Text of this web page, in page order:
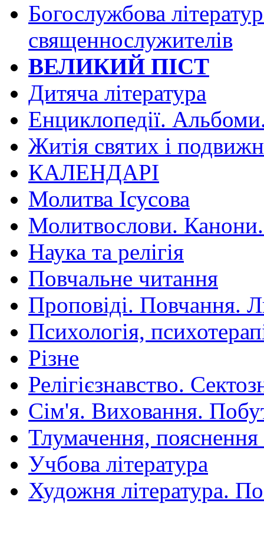
Богослужбова
священнослужителів
ВЕЛИКИЙ ПІСТ
Дитяча література
Енциклопедії.
Житія святих і
КАЛЕНДАРІ
Молитва Ісусова
Молитвослови.
Наука та релігія
Повчальне читання
Проповіді. Повчання.
Психологія,
Різне
Релігієзнавство.
Сім'я. Виховання.
Тлумачення,
Учбова література
Художня література.